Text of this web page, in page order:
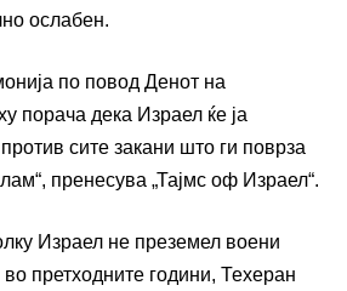
ослабен.
по повод Денот на
порача дека Израел ќе ја
сите закани што ги поврза
пренесува „Тајмс оф Израел“.
Израел не преземел воени
претходните години, Техеран